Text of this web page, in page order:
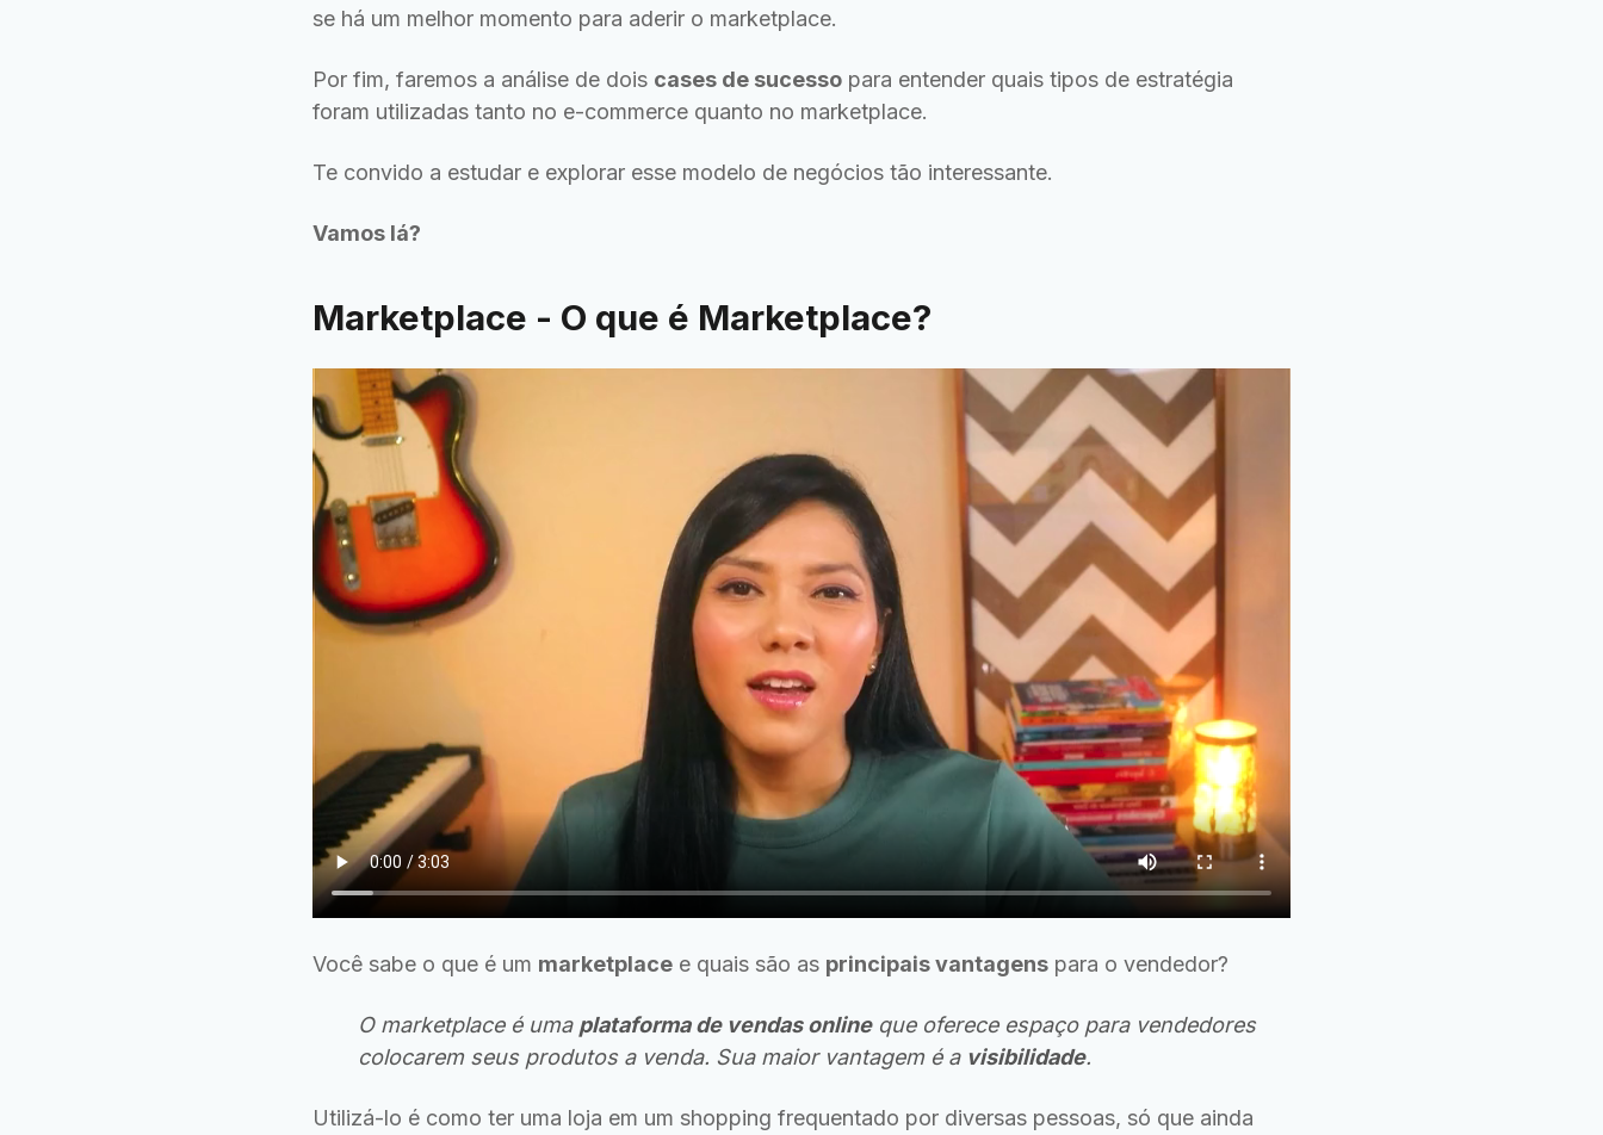
se há um melhor momento para aderir o marketplace.
Por fim, faremos a análise de dois cases de sucesso para entender quais tipos de estratégia
foram utilizadas tanto no e-commerce quanto no marketplace.
Te convido a estudar e explorar esse modelo de negócios tão interessante.
Vamos lá?
Marketplace - O que é Marketplace?
Você sabe o que é um marketplace e quais são as principais vantagens para o vendedor?
O marketplace é uma plataforma de vendas onlineque oferece espaço para vendedores
colocarem seus produtos a venda. Sua maior vantagem é a visibilidade.
Utilizá-lo é como ter uma loja em um shopping frequentado por diversas pessoas, só que ainda